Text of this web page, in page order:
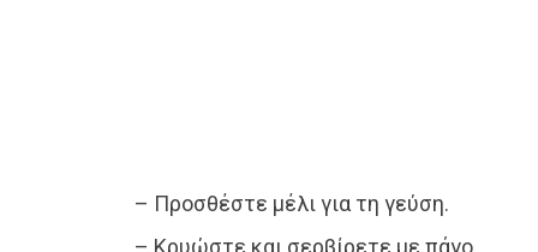
– Προσθέστε μέλι για τη γεύση.
– Κρυώστε και σερβίρετε με πάγο.